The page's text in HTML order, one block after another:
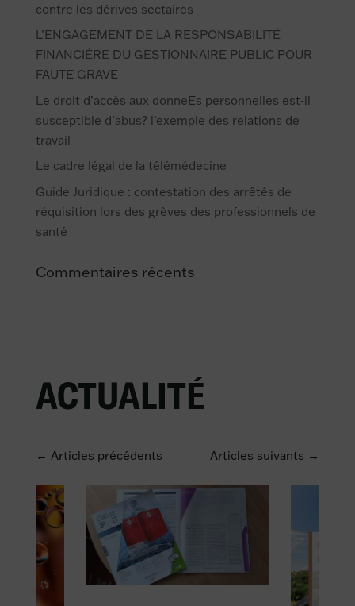
contre les dérives sectaires
L’ENGAGEMENT DE LA RESPONSABILITÉ
FINANCIÈRE DU GESTIONNAIRE PUBLIC POUR
FAUTE GRAVE
Le droit d’accès aux donneEs personnelles est-il
susceptible d’abus? l’exemple des relations de
travail
Le cadre légal de la télémédecine
Guide Juridique : contestation des arrêtés de
réquisition lors des grèves des professionnels de
santé
Commentaires récents
ACTUALITÉ
Articles suivants →
← Articles précédents